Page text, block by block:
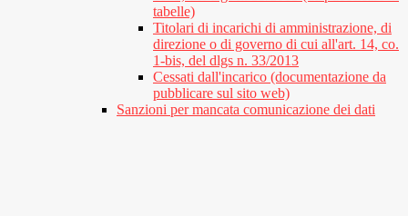
tabelle)
Titolari di incarichi di amministrazione, di
direzione o di governo di cui all'art. 14, co.
1-bis, del dlgs n. 33/2013
Cessati dall'incarico (documentazione da
pubblicare sul sito web)
Sanzioni per mancata comunicazione dei dati